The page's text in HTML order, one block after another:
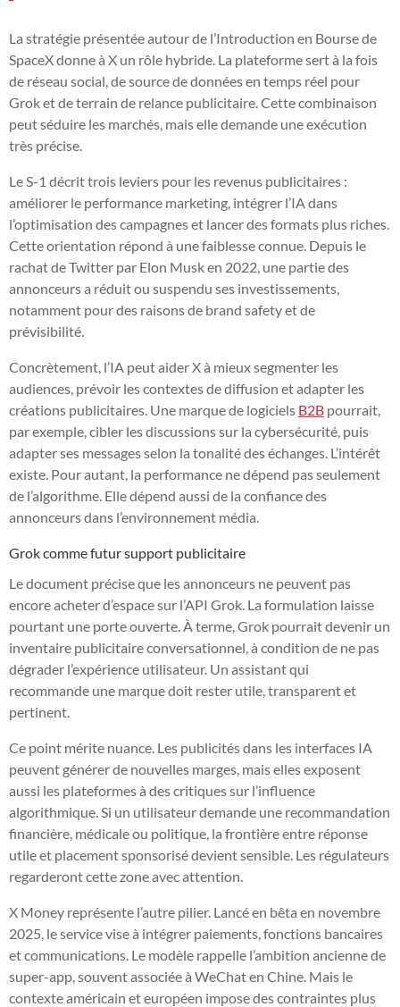
La stratégie présentée autour de l’Introduction en Bourse de
SpaceX donne à X un rôle hybride. La plateforme sert à la fois
de réseau social, de source de données en temps réel pour
Grok et de terrain de relance publicitaire. Cette combinaison
peut séduire les marchés, mais elle demande une exécution
très précise.
Le S-1 décrit trois leviers pour les revenus publicitaires :
améliorer le performance marketing, intégrer l’IA dans
l’optimisation des campagnes et lancer des formats plus riches.
Cette orientation répond à une faiblesse connue. Depuis le
rachat de Twitter par Elon Musk en 2022, une partie des
annonceurs a réduit ou suspendu ses investissements,
notamment pour des raisons de brand safety et de
prévisibilité.
Concrètement, l’IA peut aider X à mieux segmenter les
audiences, prévoir les contextes de diffusion et adapter les
créations publicitaires. Une marque de logiciels B2B pourrait,
par exemple, cibler les discussions sur la cybersécurité, puis
adapter ses messages selon la tonalité des échanges. L’intérêt
existe. Pour autant, la performance ne dépend pas seulement
de l’algorithme. Elle dépend aussi de la confiance des
annonceurs dans l’environnement média.
Grok comme futur support publicitaire
Le document précise que les annonceurs ne peuvent pas
encore acheter d’espace sur l’API Grok. La formulation laisse
pourtant une porte ouverte. À terme, Grok pourrait devenir un
inventaire publicitaire conversationnel, à condition de ne pas
dégrader l’expérience utilisateur. Un assistant qui
recommande une marque doit rester utile, transparent et
pertinent.
Ce point mérite nuance. Les publicités dans les interfaces IA
peuvent générer de nouvelles marges, mais elles exposent
aussi les plateformes à des critiques sur l’influence
algorithmique. Si un utilisateur demande une recommandation
financière, médicale ou politique, la frontière entre réponse
utile et placement sponsorisé devient sensible. Les régulateurs
regarderont cette zone avec attention.
X Money représente l’autre pilier. Lancé en bêta en novembre
2025, le service vise à intégrer paiements, fonctions bancaires
et communications. Le modèle rappelle l’ambition ancienne de
super-app, souvent associée à WeChat en Chine. Mais le
contexte américain et européen impose des contraintes plus